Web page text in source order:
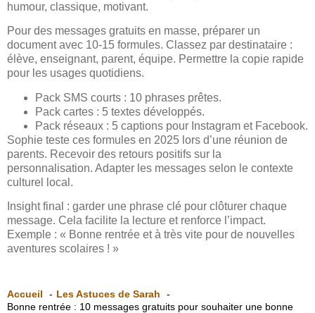
humour, classique, motivant.
Pour des messages gratuits en masse, préparer un
document avec 10-15 formules. Classez par destinataire :
élève, enseignant, parent, équipe. Permettre la copie rapide
pour les usages quotidiens.
Pack SMS courts : 10 phrases prêtes.
Pack cartes : 5 textes développés.
Pack réseaux : 5 captions pour Instagram et Facebook.
Sophie teste ces formules en 2025 lors d’une réunion de
parents. Recevoir des retours positifs sur la
personnalisation. Adapter les messages selon le contexte
culturel local.
Insight final : garder une phrase clé pour clôturer chaque
message. Cela facilite la lecture et renforce l’impact.
Exemple : « Bonne rentrée et à très vite pour de nouvelles
aventures scolaires ! »
Accueil
Les Astuces de Sarah
Bonne rentrée : 10 messages gratuits pour souhaiter une bonne